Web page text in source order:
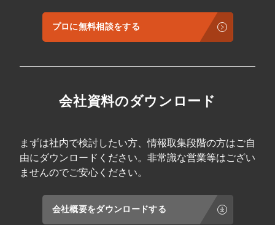
プロに無料相談をする
会社資料のダウンロード
まずは社内で検討したい方、情報取集段階の方はご自
由にダウンロードください。非常識な営業等はござい
ませんのでご安心ください。
会社概要をダウンロードする